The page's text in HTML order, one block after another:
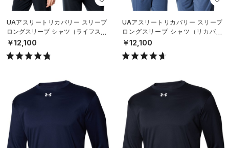
UAアスリートリカバリー スリープ
ロングスリーブ シャツ（ライフスタ
イル/UNISEX）
￥12,100
UAアスリートリカバリー スリープ
ロングスリーブ シャツ（リカバリ
ー/UNISEX）
￥12,100